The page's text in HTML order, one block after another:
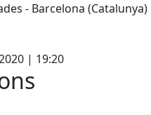
- Barcelona (Catalunya)
| 19:20